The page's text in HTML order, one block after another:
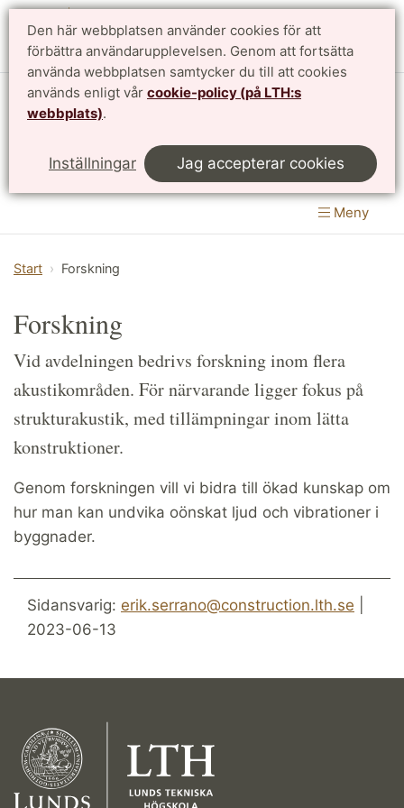
Den här webbplatsen använder cookies för att
förbättra användarupplevelsen. Genom att fortsätta
använda webbplatsen samtycker du till att cookies
används enligt vår cookie-policy (på LTH:s
webbplats).
Inställningar Jag accepterar cookies
Avdelningen för teknisk akustik
Institutionen för byggvetenskaper|LTH, Lunds
Tekniska Högskola
Meny
Start Forskning
Forskning
Vid avdelningen bedrivs forskning inom flera
akustikområden. För närvarande ligger fokus på
strukturakustik, med tillämpningar inom lätta
konstruktioner.
Genom forskningen vill vi bidra till ökad kunskap om
hur man kan undvika oönskat ljud och vibrationer i
byggnader.
Sidansvarig: erik.serrano@construction.lth.se
2023-06-13